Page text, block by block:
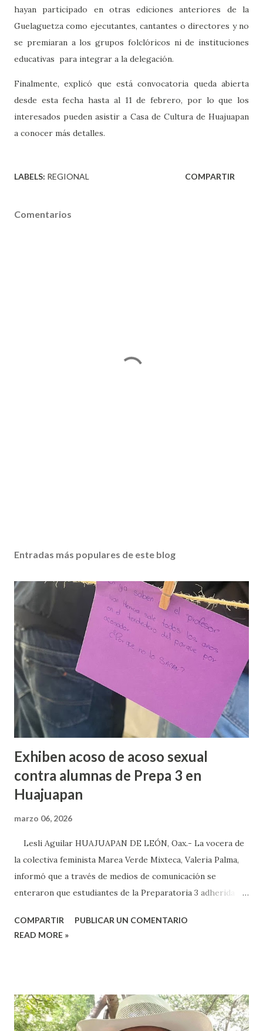
hayan participado en otras ediciones anteriores de la
Guelaguetza como ejecutantes, cantantes o directores y no
se premiaran a los grupos folclóricos ni de instituciones
educativas para integrar a la delegación.
Finalmente, explicó que está convocatoria queda abierta
desde esta fecha hasta al 11 de febrero, por lo que los
interesados pueden asistir a Casa de Cultura de Huajuapan
a conocer más detalles.
LABELS: REGIONAL COMPARTIR
Comentarios
Entradas más populares de este blog
Exhiben acoso de acoso sexual
contra alumnas de Prepa 3 en
Huajuapan
marzo 06, 2026
Lesli Aguilar HUAJUAPAN DE LEÓN, Oax.- La vocera de
la colectiva feminista Marea Verde Mixteca, Valeria Palma,
informó que a través de medios de comunicación se
enteraron que estudiantes de la Preparatoria 3 adherida a
colocado un tendedero de denuncias por el tema de acoso
la colectiva acudieron a la Prepa 3 a recibir las denuncias de
acosos sexual por parte de sus profesores sin que las
COMPARTIR
PUBLICAR UN COMENTARIO
READ MORE »